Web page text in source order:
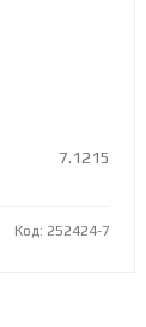
7.1215
Код: 252424-7